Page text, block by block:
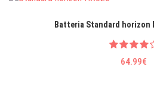
Batteria Standard horizon
64.99€